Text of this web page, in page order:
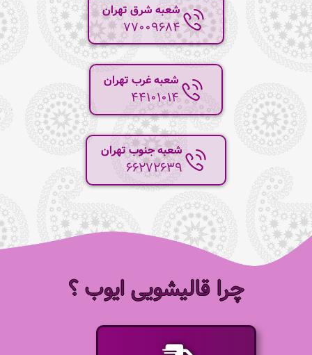
شعبه شرق تهران
77009684
شعبه غرب تهران
44101014
شعبه جنوب تهران
66272639
چرا قالیشویی ایوب ؟